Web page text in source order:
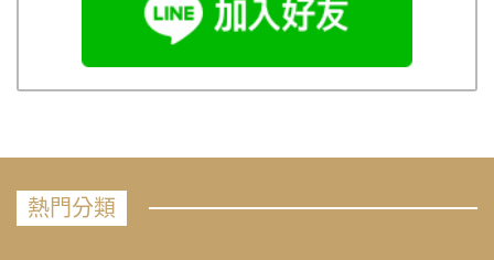
熱門分類